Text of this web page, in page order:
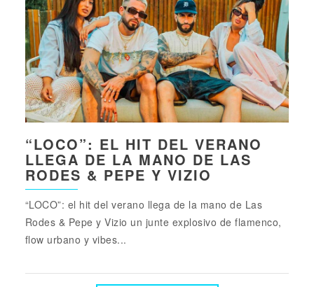
“LOCO”: EL HIT DEL VERANO
LLEGA DE LA MANO DE LAS
RODES & PEPE Y VIZIO
“LOCO”: el hit del verano llega de la mano de Las
Rodes & Pepe y Vizio un junte explosivo de flamenco,
flow urbano y vibes...